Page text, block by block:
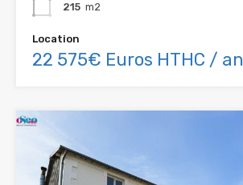
215 m2
Location
22 575€ Euros HTHC / an